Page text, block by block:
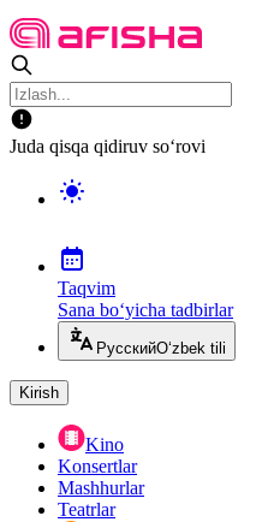
Juda qisqa qidiruv so‘rovi
Taqvim
Sana bo‘yicha tadbirlar
РусскийO‘zbek tili
Kirish
Kino
Konsertlar
Mashhurlar
Teatrlar